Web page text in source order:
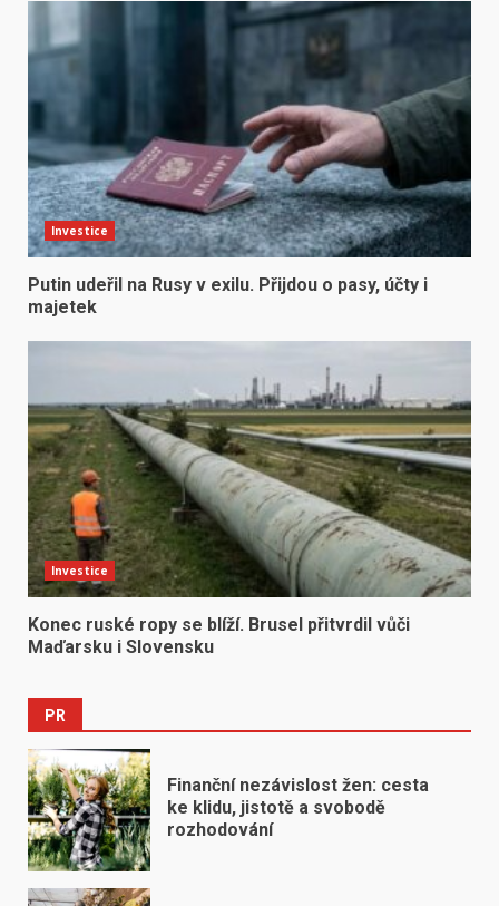
Investice
Putin udeřil na Rusy v exilu. Přijdou o pasy, účty i
majetek
Investice
Konec ruské ropy se blíží. Brusel přitvrdil vůči
Maďarsku i Slovensku
PR
Finanční nezávislost žen: cesta
ke klidu, jistotě a svobodě
rozhodování